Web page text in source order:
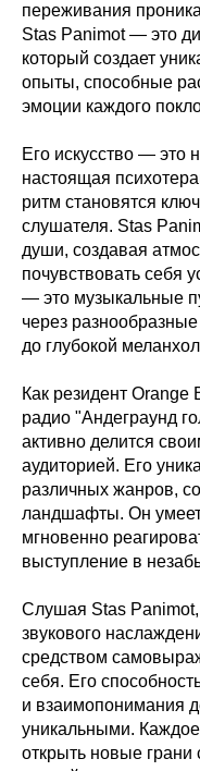
переживания
Stas Panimot — это
который создает
опыты, способные
эмоции каждого
Его искусство — это
настоящая
ритм становятся
слушателя. Stas
души, создавая
почувствовать себя
— это музыкальные
через
до глубокой
Как резидент
радио "Андеграунд
активно делится
аудиторией. Его
различных жанров,
ландшафты. Он умеет
мгновенно
выступление в
Слушая Stas
звукового
средством
себя. Его
и взаимопонимания
уникальными.
открыть новые грани